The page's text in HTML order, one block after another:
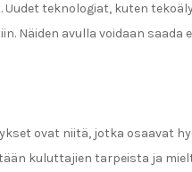
teknologiat, kuten
Näiden avulla voidaan
ovat niitä, jotka osaavat
kuluttajien tarpeista ja